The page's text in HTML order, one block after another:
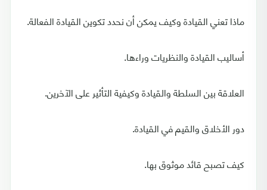
ماذا تعني القيادة وكيف يمكن أن نحدد تكوين القيادة الفعالة.
أساليب القيادة والنظريات وراءها.
العلاقة بين السلطة والقيادة وكيفية التأثير على الآخرين.
دور الأخلاق والقيم في القيادة.
كيف تصبح قائد موثوق بها.